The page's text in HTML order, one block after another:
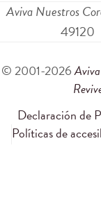
Aviva Nuestros
49120
© 2001-2026
Declaración de
Políticas de